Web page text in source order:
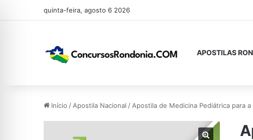
quinta-feira, agosto 6 2026
APOSTILAS
Início / Apostila Nacional / Apostila de Medicina Pediátrica para